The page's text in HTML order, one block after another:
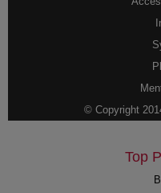
© Copyright
Top